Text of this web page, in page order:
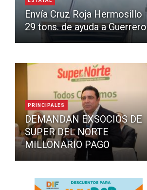
Envía Cruz Roja Hermosillo
29 tons. de ayuda a Guerrero
PRINCIPALES
DEMANDAN EXSOCIOS DE
SUPER DEL NORTE
MILLONARIO PAGO